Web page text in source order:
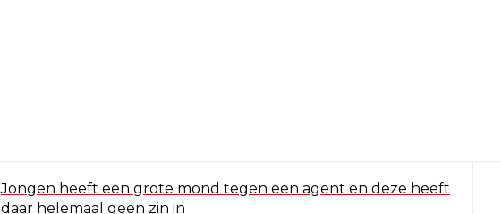
Jongen heeft een grote mond tegen een agent en deze heeft
daar helemaal geen zin in